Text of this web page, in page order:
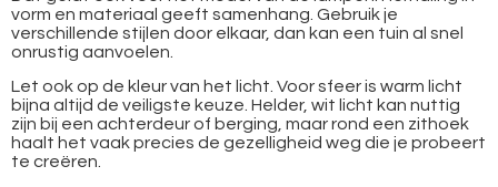
vorm en materiaal geeft samenhang. Gebruik je
verschillende stijlen door elkaar, dan kan een tuin al snel
onrustig aanvoelen.
Let ook op de kleur van het licht. Voor sfeer is warm licht
bijna altijd de veiligste keuze. Helder, wit licht kan nuttig
zijn bij een achterdeur of berging, maar rond een zithoek
haalt het vaak precies de gezelligheid weg die je probeert
te creëren.